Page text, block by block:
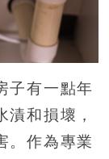
子有一點年
和損壞，
。作為專業